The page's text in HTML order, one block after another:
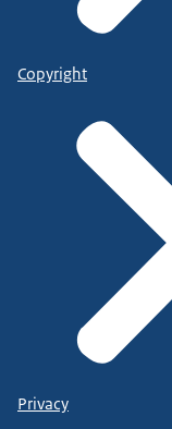
Copyright
Privacy